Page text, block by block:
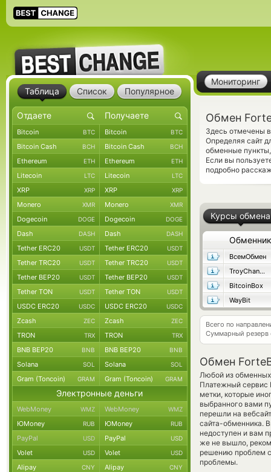
Мониторинг
Обмен
Здесь отмечены
Определяя сайт
обменные
Если вы
подробно
Курсы обмена
Обменник
ВсемОбмен
TroyChange
BitcoinBox
WayBit
Всего по
Суммарный резерв
Обмен
Любой из обменных
Платежный сервис
метки, которые
выбранного вами
перешли на
сайта-обменника.
недоступен и вам
же не вышло,
решению проблем с
проблемы.
Таблица Список Популярное
Bitcoin BTC Bitcoin BTC
Bitcoin Cash BCH Bitcoin Cash BCH
Ethereum ETH Ethereum ETH
Litecoin LTC Litecoin LTC
XRP XRP XRP XRP
Monero XMR Monero XMR
Dogecoin DOGE Dogecoin DOGE
Dash DASH Dash DASH
Tether ERC20 USDT Tether ERC20 USDT
Tether TRC20 USDT Tether TRC20 USDT
Tether BEP20 USDT Tether BEP20 USDT
Tether TON USDT Tether TON USDT
USDC ERC20 USDC USDC ERC20 USDC
Zcash ZEC Zcash ZEC
TRON TRX TRON TRX
BNB BEP20 BNB BNB BEP20 BNB
Solana SOL Solana SOL
Gram (Toncoin) GRAM Gram (Toncoin) GRAM
Электронные деньги
WebMoney WMZ WebMoney WMZ
ЮMoney RUB ЮMoney RUB
PayPal USD PayPal USD
Volet USD Volet USD
Alipay CNY Alipay CNY